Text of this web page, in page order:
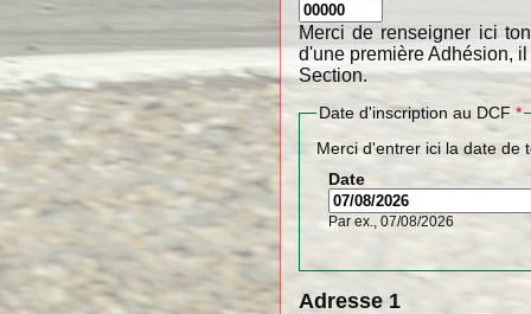
Merci de renseigner ici
d'une première Adhésion,
Section.
Date d'inscription au DCF *
Merci d'entrer ici la date de
Date
Par ex., 07/08/2026
Adresse 1